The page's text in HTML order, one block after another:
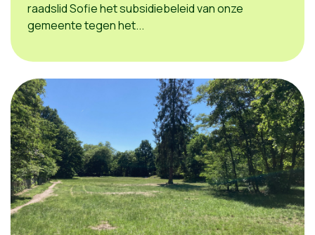
raadslid Sofie het subsidiebeleid van onze
gemeente tegen het...